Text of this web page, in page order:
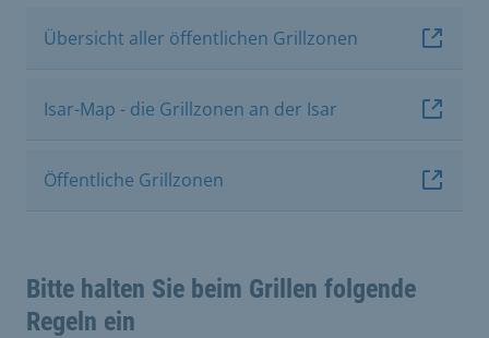
Übersicht aller öffentlichen Grillzonen
Isar-Map - die Grillzonen an der Isar
Öffentliche Grillzonen
Bitte halten Sie beim Grillen folgende
Regeln ein